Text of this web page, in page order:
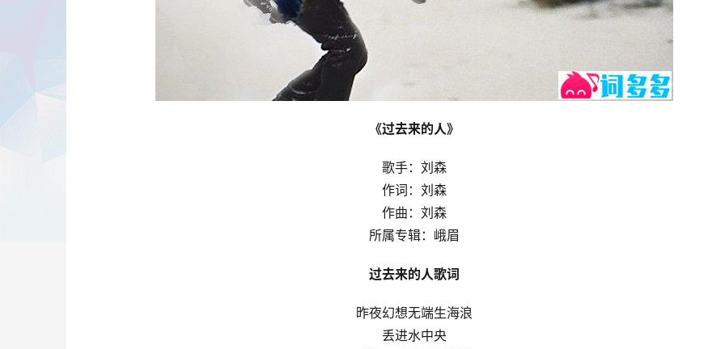
《过去来的人》
歌手：刘森
作词：刘森
作曲：刘森
所属专辑：峨眉
过去来的人歌词
昨夜幻想无端生海浪
丢进水中央